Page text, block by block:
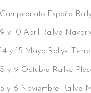
Campeonato España
9 y 10 Abril Rallye
14 y 15 Mayo Rallye
8 y 9 Octubre Rallye
5 y 6 Noviembre Rallye